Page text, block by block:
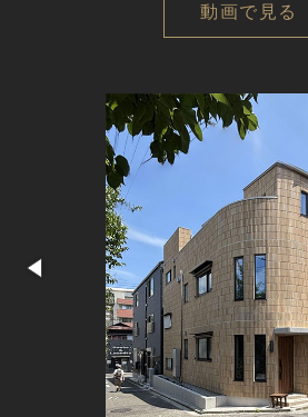
動画で見る